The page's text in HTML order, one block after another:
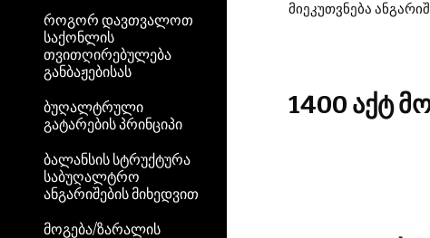
როგორ დავთვალოთ
საქონლის
თვითღირებულება
განბაჟებისას
ბუღალტრული
გატარების პრინციპი
ბალანსის სტრუქტურა
საბუღალტრო
ანგარიშების მიხედვით
მოგება/ზარალის
მიეკუთვნება
1400 აქტ